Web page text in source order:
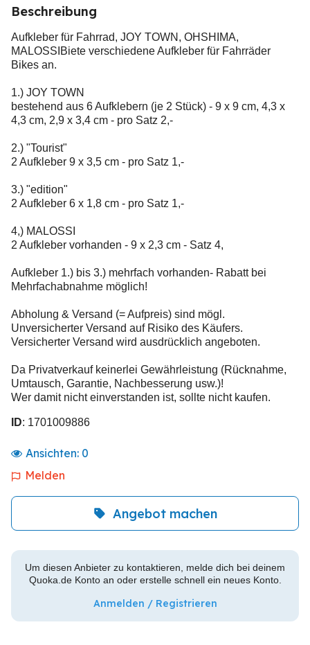
Beschreibung
Aufkleber für Fahrrad, JOY TOWN, OHSHIMA,
MALOSSIBiete verschiedene Aufkleber für Fahrräder
Bikes an.
1.) JOY TOWN
bestehend aus 6 Aufklebern (je 2 Stück) - 9 x 9 cm, 4,3 x
4,3 cm, 2,9 x 3,4 cm - pro Satz 2,-
2.) "Tourist"
2 Aufkleber 9 x 3,5 cm - pro Satz 1,-
3.) "edition"
2 Aufkleber 6 x 1,8 cm - pro Satz 1,-
4,) MALOSSI
2 Aufkleber vorhanden - 9 x 2,3 cm - Satz 4,
Aufkleber 1.) bis 3.) mehrfach vorhanden- Rabatt bei
Mehrfachabnahme möglich!
Abholung & Versand (= Aufpreis) sind mögl.
Unversicherter Versand auf Risiko des Käufers.
Versicherter Versand wird ausdrücklich angeboten.
Da Privatverkauf keinerlei Gewährleistung (Rücknahme,
Umtausch, Garantie, Nachbesserung usw.)!
Wer damit nicht einverstanden ist, sollte nicht kaufen.
ID: 1701009886
Ansichten: 0
Melden
Angebot machen
Um diesen Anbieter zu kontaktieren, melde dich bei deinem
Quoka.de Konto an oder erstelle schnell ein neues Konto.
Anmelden / Registrieren